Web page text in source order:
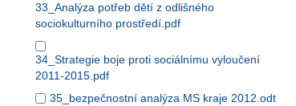
33_Analýza potřeb dětí z odlišného
sociokulturního prostředí.pdf
34_Strategie boje proti sociálnímu vyloučení
2011-2015.pdf
35_bezpečnostní analýza MS kraje 2012.odt